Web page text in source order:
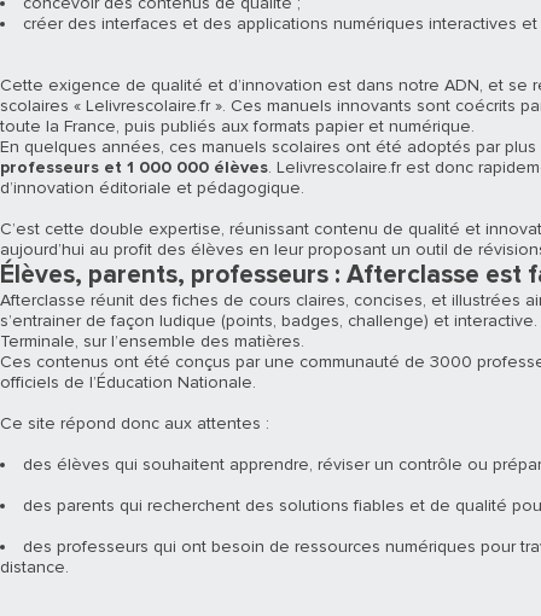
créer des interfaces et des applications numériques interactives
Cette exigence de qualité et d’innovation est dans notre ADN, et se
scolaires « Lelivrescolaire.fr ». Ces manuels innovants sont coécrits
toute la France, puis publiés aux formats papier et numérique.
En quelques années, ces manuels scolaires ont été adoptés par
professeurs et 1 000 000 élèves. Lelivrescolaire.fr est donc
d’innovation éditoriale et pédagogique.
C’est cette double expertise, réunissant contenu de qualité et
aujourd’hui au profit des élèves en leur proposant un outil de
Élèves, parents, professeurs : Afterclasse est
Afterclasse réunit des fiches de cours claires, concises, et illustrées
s’entrainer de façon ludique (points, badges, challenge) et
Terminale, sur l’ensemble des matières.
Ces contenus ont été conçus par une communauté de 3000
officiels de l’Éducation Nationale.
Ce site répond donc aux attentes :
des élèves qui souhaitent apprendre, réviser un contrôle ou
des parents qui recherchent des solutions fiables et de qualité
des professeurs qui ont besoin de ressources numériques pour
distance.